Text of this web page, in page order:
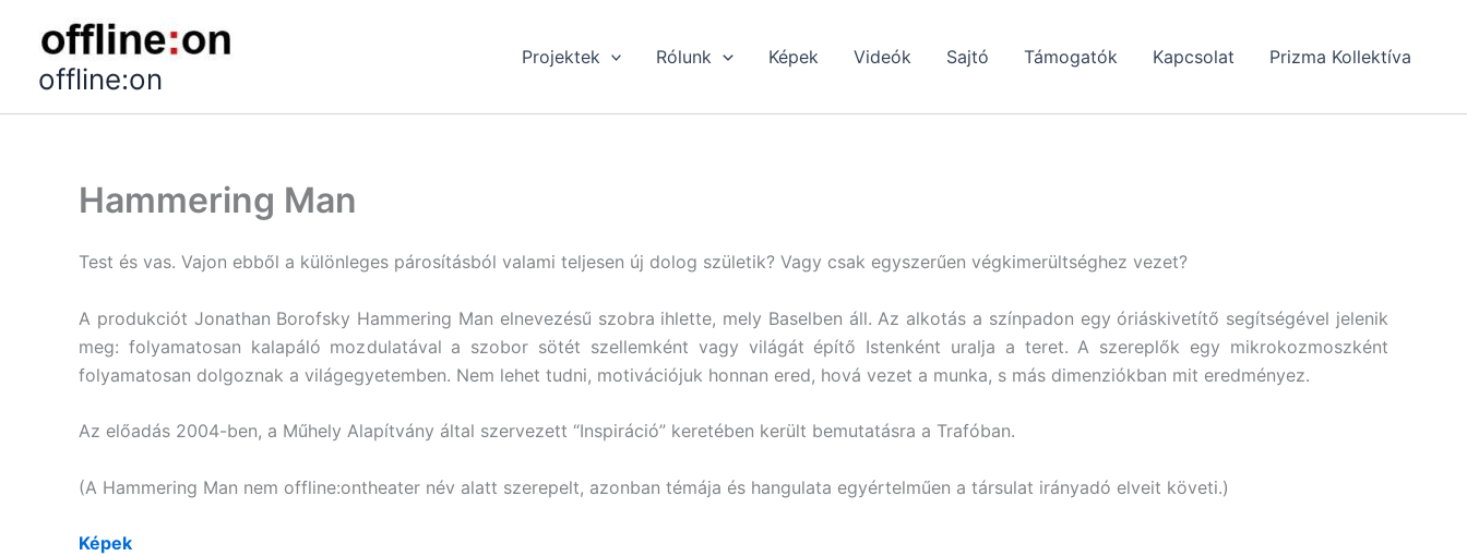
contentoffline:on
Projektek Rólunk Képek Videók Sajtó Támogatók Kapcsolat Prizma Kollektíva
Hammering Man
Test és vas. Vajon ebből a különleges párosításból valami teljesen új dolog születik? Vagy csak egyszerűen végkimerültséghez vezet?
A produkciót Jonathan Borofsky Hammering Man elnevezésű szobra ihlette, mely Baselben áll. Az alkotás a színpadon egy óriáskivetítő segítségével jelenik
meg: folyamatosan kalapáló mozdulatával a szobor sötét szellemként vagy világát építő Istenként uralja a teret. A szereplők egy mikrokozmoszként
folyamatosan dolgoznak a világegyetemben. Nem lehet tudni, motivációjuk honnan ered, hová vezet a munka, s más dimenziókban mit eredményez.
Az előadás 2004-ben, a Műhely Alapítvány által szervezett “Inspiráció” keretében került bemutatásra a Trafóban.
(A Hammering Man nem offline:ontheater név alatt szerepelt, azonban témája és hangulata egyértelműen a társulat irányadó elveit követi.)
Képek